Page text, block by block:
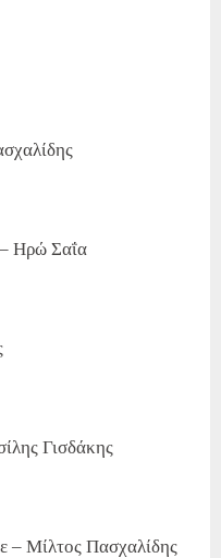
Ηρώ Σαΐα
Γισδάκης
– Μίλτος Πασχαλίδης